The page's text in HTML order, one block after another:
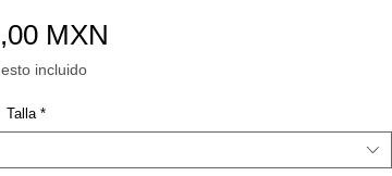
MXN
incluido
Talla *